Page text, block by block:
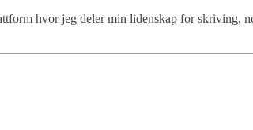
hvor jeg deler min lidenskap for skriving,